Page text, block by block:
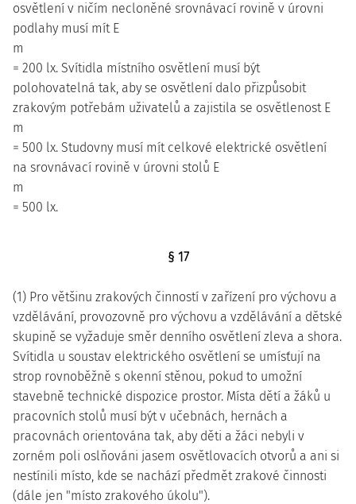
osvětlení v ničím necloněné srovnávací rovině v úrovni
podlahy musí mít E
m
= 200 lx. Svítidla místního osvětlení musí být
polohovatelná tak, aby se osvětlení dalo přizpůsobit
zrakovým potřebám uživatelů a zajistila se osvětlenost E
m
= 500 lx. Studovny musí mít celkové elektrické osvětlení
na srovnávací rovině v úrovni stolů E
m
= 500 lx.
§ 17
(1) Pro většinu zrakových činností v zařízení pro výchovu a
vzdělávání, provozovně pro výchovu a vzdělávání a dětské
skupině se vyžaduje směr denního osvětlení zleva a shora.
Svítidla u soustav elektrického osvětlení se umísťují na
strop rovnoběžně s okenní stěnou, pokud to umožní
stavebně technické dispozice prostor. Místa dětí a žáků u
pracovních stolů musí být v učebnách, hernách a
pracovnách orientována tak, aby děti a žáci nebyli v
zorném poli oslňováni jasem osvětlovacích otvorů a ani si
nestínili místo, kde se nachází předmět zrakové činnosti
(dále jen "místo zrakového úkolu").